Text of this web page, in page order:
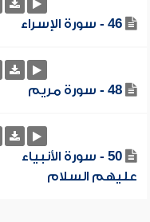
46 - سورة الإسراء
48 - سورة مريم
50 - سورة الأنبياء
عليهم السلام